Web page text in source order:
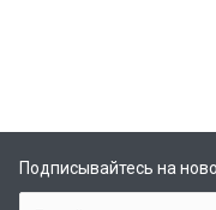
Подписывайтесь на